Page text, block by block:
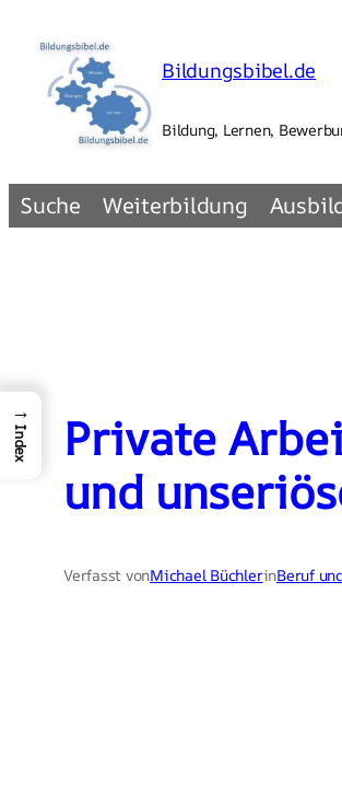
Inhalt
springen
Bildungsbibel.de
Bildung, Lernen,
Suche Weiterbildung
Private
und
Verfasst vonMichael BüchlerinBeruf
→
Index